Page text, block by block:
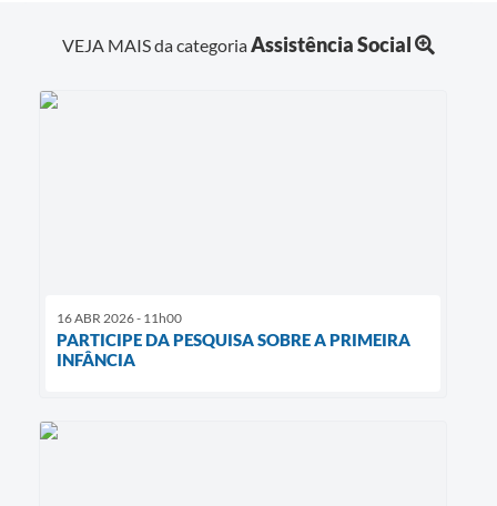
VEJA MAIS da categoriaAssistência Social
16 ABR 2026 - 11h00
PARTICIPE DA PESQUISA SOBRE A PRIMEIRA
INFÂNCIA